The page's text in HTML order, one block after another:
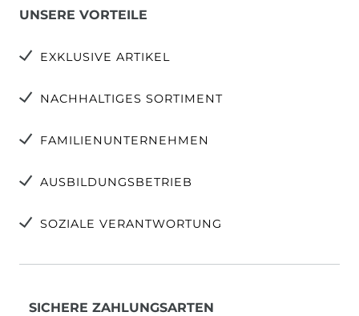
UNSERE VORTEILE
EXKLUSIVE ARTIKEL
NACHHALTIGES SORTIMENT
FAMILIENUNTERNEHMEN
AUSBILDUNGSBETRIEB
SOZIALE VERANTWORTUNG
SICHERE ZAHLUNGSARTEN